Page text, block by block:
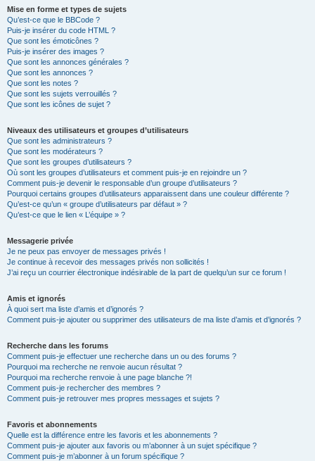
Mise en forme et types de sujets
Qu’est-ce que le BBCode ?
Puis-je insérer du code HTML ?
Que sont les émoticônes ?
Puis-je insérer des images ?
Que sont les annonces générales ?
Que sont les annonces ?
Que sont les notes ?
Que sont les sujets verrouillés ?
Que sont les icônes de sujet ?
Niveaux des utilisateurs et groupes d’utilisateurs
Que sont les administrateurs ?
Que sont les modérateurs ?
Que sont les groupes d’utilisateurs ?
Où sont les groupes d’utilisateurs et comment puis-je en rejoindre un ?
Comment puis-je devenir le responsable d’un groupe d’utilisateurs ?
Pourquoi certains groupes d’utilisateurs apparaissent dans une couleur différente ?
Qu’est-ce qu’un « groupe d’utilisateurs par défaut » ?
Qu’est-ce que le lien « L’équipe » ?
Messagerie privée
Je ne peux pas envoyer de messages privés !
Je continue à recevoir des messages privés non sollicités !
J’ai reçu un courrier électronique indésirable de la part de quelqu’un sur ce forum !
Amis et ignorés
À quoi sert ma liste d’amis et d’ignorés ?
Comment puis-je ajouter ou supprimer des utilisateurs de ma liste d’amis et d’ignorés ?
Recherche dans les forums
Comment puis-je effectuer une recherche dans un ou des forums ?
Pourquoi ma recherche ne renvoie aucun résultat ?
Pourquoi ma recherche renvoie à une page blanche ?!
Comment puis-je rechercher des membres ?
Comment puis-je retrouver mes propres messages et sujets ?
Favoris et abonnements
Quelle est la différence entre les favoris et les abonnements ?
Comment puis-je ajouter aux favoris ou m’abonner à un sujet spécifique ?
Comment puis-je m’abonner à un forum spécifique ?